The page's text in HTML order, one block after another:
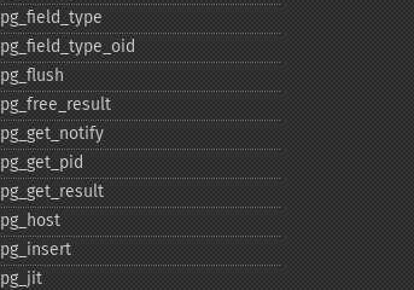
pg_​field_​type
pg_​field_​type_​oid
pg_​flush
pg_​free_​result
pg_​get_​notify
pg_​get_​pid
pg_​get_​result
pg_​host
pg_​insert
pg_​jit